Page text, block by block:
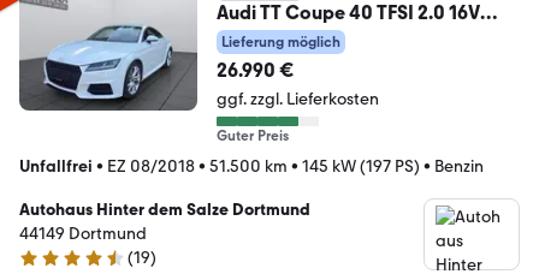
Audi TT Coupe 40 TFSI 2.0 16V
TFSI*NAVI*SITZHEIZUNG*
Lieferung möglich
26.990 €
ggf. zzgl. Lieferkosten
Guter Preis
Unfallfrei • EZ 08/2018• 51.500 km • 145 kW (197 PS) • Benzin
Autohaus Hinter dem Salze Dortmund
44149 Dortmund
4.4 Sterne
(19)